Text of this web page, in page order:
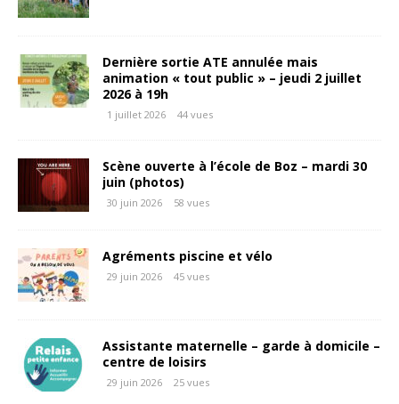
Dernière sortie ATE annulée mais
animation « tout public » – jeudi 2 juillet
2026 à 19h
1 juillet 2026 44 vues
Scène ouverte à l’école de Boz – mardi 30
juin (photos)
30 juin 2026 58 vues
Agréments piscine et vélo
29 juin 2026 45 vues
Assistante maternelle – garde à domicile –
centre de loisirs
29 juin 2026 25 vues